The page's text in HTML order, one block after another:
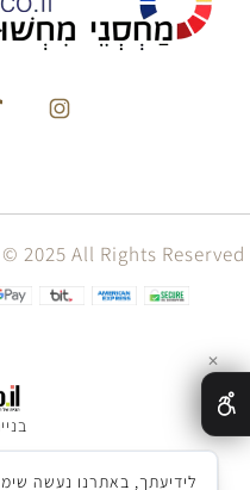
2025 All Rights Reserved
✕